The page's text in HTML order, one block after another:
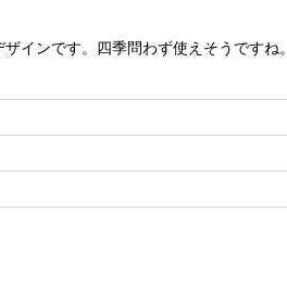
インです。四季問わず使えそうですね。